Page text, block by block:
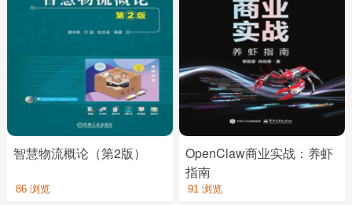
智慧物流概论（第2版）
86 浏览
OpenClaw商业实战：养虾
指南
91 浏览